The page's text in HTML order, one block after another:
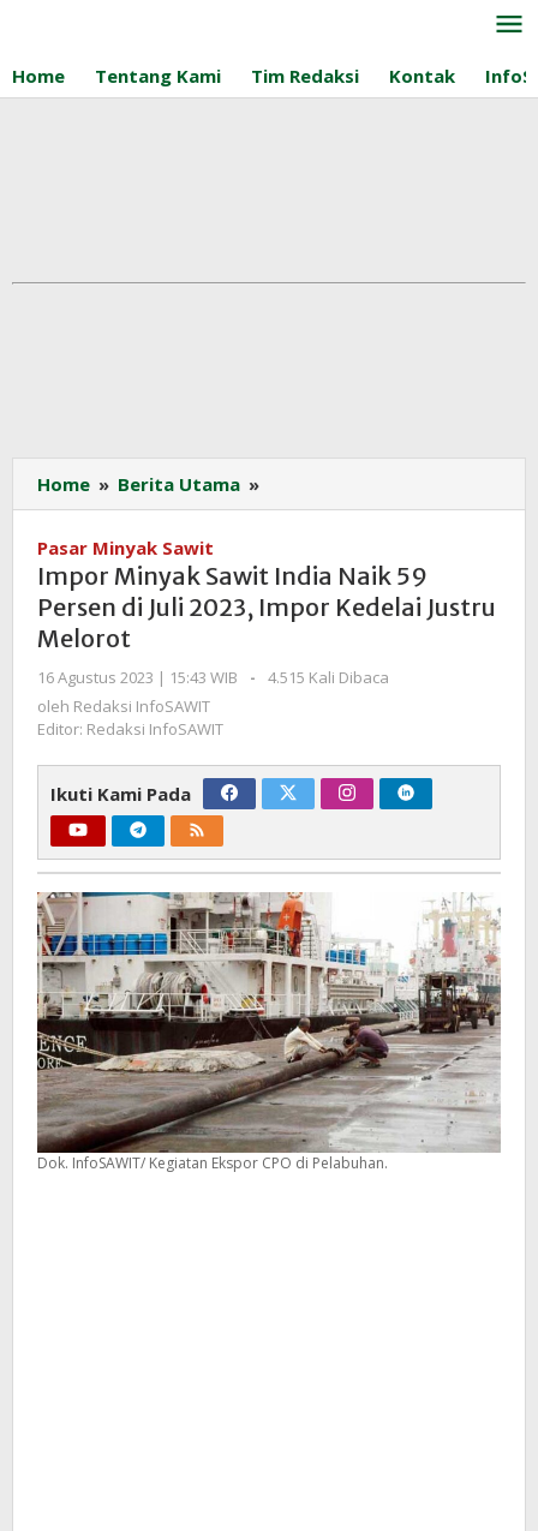
konten
Home Tentang Kami Tim Redaksi Kontak
Home » Berita Utama »
Minyak
Naik
59
di
Kedelai
Justru
Pasar Minyak Sawit
Impor Minyak Sawit India Naik 59
Persen di Juli 2023, Impor Kedelai Justru
Melorot
16 Agustus 2023 | 15:43 WIB
oleh
-
4.515 Kali Dibaca
oleh Redaksi InfoSAWIT
Editor: Redaksi InfoSAWIT
Ikuti Kami Pada
Dok. InfoSAWIT/ Kegiatan Ekspor CPO di Pelabuhan.